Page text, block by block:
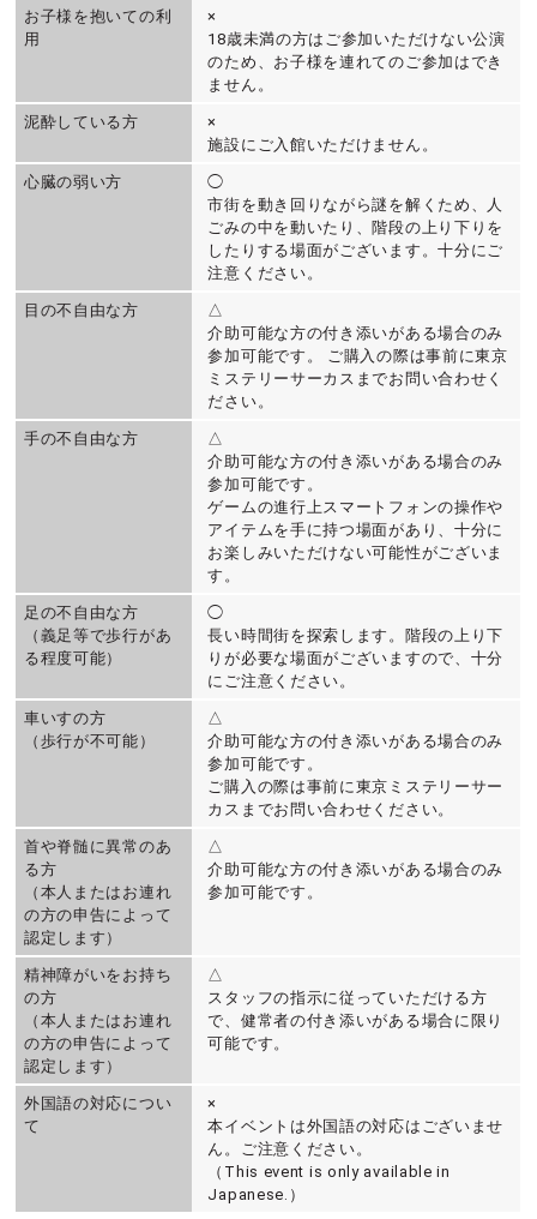
お子様を抱いての利
用
×
18歳未満の方はご参加いただけない公演
のため、お子様を連れてのご参加はでき
ません。
泥酔している方
×
施設にご入館いただけません。
心臓の弱い方
◯
市街を動き回りながら謎を解くため、人
ごみの中を動いたり、階段の上り下りを
したりする場面がございます。十分にご
注意ください。
目の不自由な方
△
介助可能な方の付き添いがある場合のみ
参加可能です。 ご購入の際は事前に東京
ミステリーサーカスまでお問い合わせく
ださい。
手の不自由な方
△
介助可能な方の付き添いがある場合のみ
参加可能です。
ゲームの進行上スマートフォンの操作や
アイテムを手に持つ場面があり、十分に
お楽しみいただけない可能性がございま
す。
足の不自由な方
（義足等で歩行があ
る程度可能）
◯
長い時間街を探索します。階段の上り下
りが必要な場面がございますので、十分
にご注意ください。
車いすの方
（歩行が不可能）
△
介助可能な方の付き添いがある場合のみ
参加可能です。
ご購入の際は事前に東京ミステリーサー
カスまでお問い合わせください。
首や脊髄に異常のあ
る方
（本人またはお連れ
の方の申告によって
認定します）
△
介助可能な方の付き添いがある場合のみ
参加可能です。
精神障がいをお持ち
の方
（本人またはお連れ
の方の申告によって
認定します）
△
スタッフの指示に従っていただける方
で、健常者の付き添いがある場合に限り
可能です。
外国語の対応につい
て
×
本イベントは外国語の対応はございませ
ん。ご注意ください。
（This event is only available in
Japanese.）